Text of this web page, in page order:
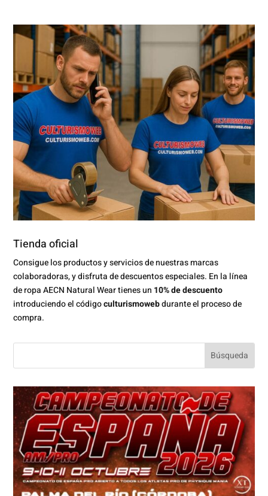
Tienda oficial
Consigue los productos y servicios de nuestras marcas
colaboradoras, y disfruta de descuentos especiales. En la línea
de ropa AECN Natural Wear tienes un 10% de descuento
introduciendo el códigoculturismowebdurante el proceso de
compra.